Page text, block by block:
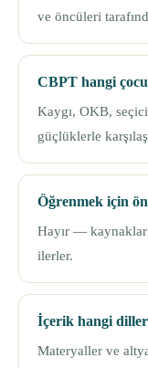
ve öncüleri
CBPT hangi
Kaygı, OKB,
güçlüklerle
Öğrenmek için
Hayır —
ilerler.
İçerik hangi
Materyaller ve